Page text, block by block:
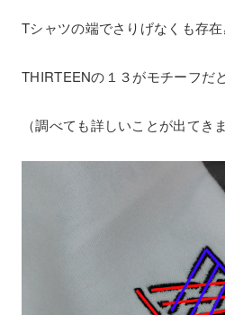
Tシャツの端でさりげなくも存
THIRTEENの１３がモチーフだ
（調べても詳しいことが出てき